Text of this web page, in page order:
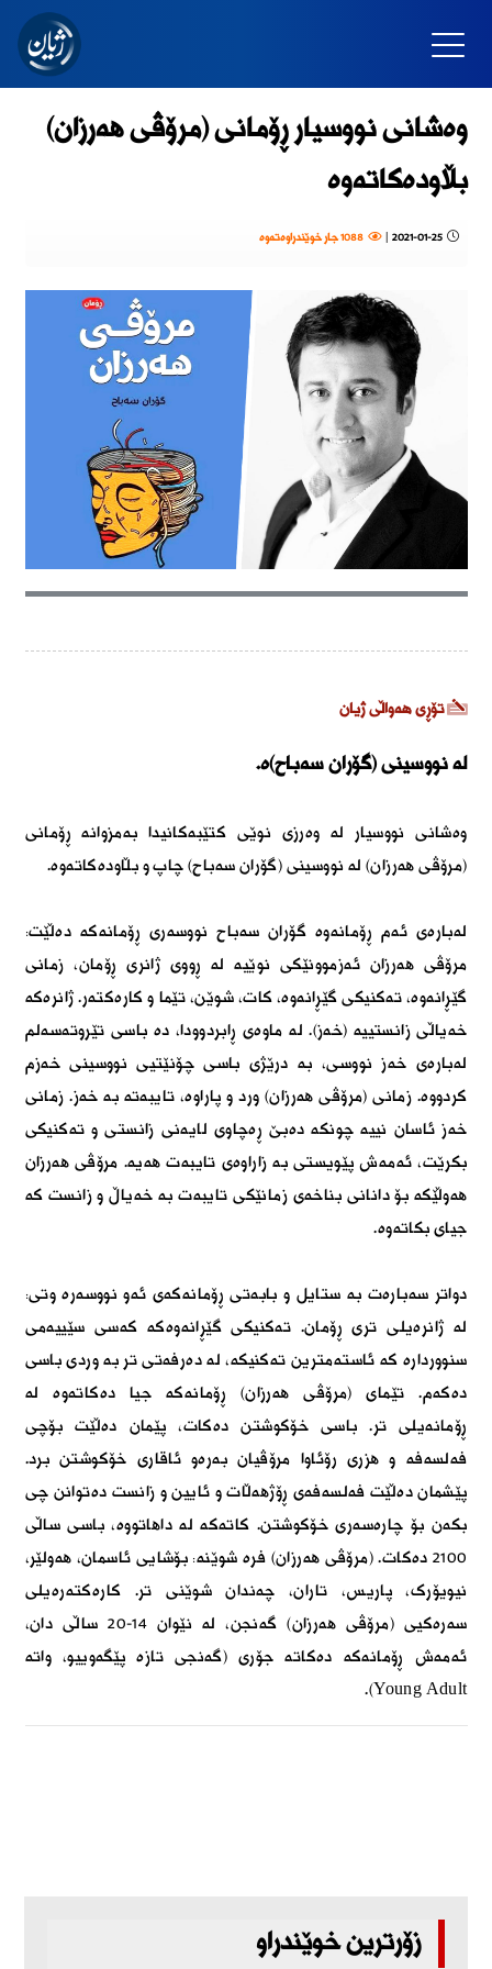
وەشانی نووسیار ڕۆمانی (مرۆڤی ھەرزان)
بڵاودەکاتەوە
2021-01-25
| 1088 جار خوێندراوەتەوە
تۆڕی هەواڵی ژیان
لە نووسینی (گۆران سەباح)ە.
وەشانی نووسیار لە وەرزی نوێی کتێبەکانیدا بەمزوانە ڕۆمانی
(مرۆڤی ھەرزان) لە نووسینی (گۆران سەباح) چاپ و بڵاودەکاتەوە.
لەبارەی ئەم ڕۆمانەوە گۆران سەباح نووسەری ڕۆمانەکە دەڵێت:
مرۆڤی ھەرزان ئەزموونێکی نوێیە لە ڕووی ژانری ڕۆمان، زمانی
گێڕانەوە، تەکنیکی گێڕانەوە، کات، شوێن، تێما و کارەکتەر. ژانرەکە
خەیاڵی زانستییە (خەز). لە ماوەی ڕابردوودا، دە باسی تێروتەسەلم
لەبارەی خەز نووسی، بە درێژی باسی چۆنێتیی نووسینی خەزم
کردووە. زمانی (مرۆڤی ھەرزان) ورد و پاراوە، تایبەتە بە خەز. زمانی
خەز ئاسان نییە چونکە دەبێ ڕەچاوی لایەنی زانستی و تەکنیکی
بکرێت، ئەمەش پێویستی بە زاراوەی تایبەت ھەیە. مرۆڤی ھەرزان
ھەوڵێکە بۆ دانانی بناخەی زمانێکی تایبەت بە خەیاڵ و زانست کە
جیای بکاتەوە.
دواتر سەبارەت بە ستایل و بابەتی ڕۆمانەکەی ئەو نووسەرە وتی:
لە ژانرەیلی تری ڕۆمان. تەکنیکی گێڕانەوەکە کەسی سێییەمی
سنووردارە کە ئاستەمترین تەکنیکە، لە دەرفەتی تر بە وردی باسی
دەکەم. تێمای (مرۆڤی ھەرزان) ڕۆمانەکە جیا دەکاتەوە لە
ڕۆمانەیلی تر. باسی خۆکوشتن دەکات، پێمان دەڵێت بۆچی
فەلسەفە و ھزری رۆئاوا مرۆڤیان بەرەو ئاقاری خۆکوشتن برد.
پێشمان دەڵێت فەلسەفەی ڕۆژھەڵات و ئایین و زانست دەتوانن چی
بکەن بۆ چارەسەری خۆکوشتن. کاتەکە لە داھاتووە، باسی ساڵی
٢١٠٠ دەکات. (مرۆڤی ھەرزان) فرە شوێنە: بۆشایی ئاسمان، ھەولێر،
نیویۆرک، پاریس، تاران، چەندان شوێنی تر. کارەکتەرەیلی
سەرەکیی (مرۆڤی ھەرزان) گەنجن، لە نێوان ١٤-٢٠ ساڵی دان،
ئەمەش ڕۆمانەکە دەکاتە جۆری (گەنجی تازە پێگەوییو، واتە
Young Adult).
زۆرترین خوێندراو